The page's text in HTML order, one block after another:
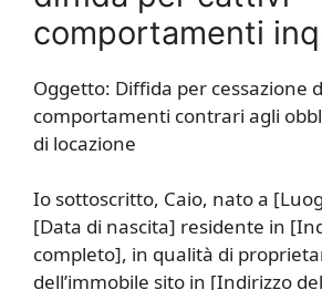
comportamenti
Oggetto: Diffida per cessazione
comportamenti contrari agli
di locazione
Io sottoscritto, Caio, nato a
[Data di nascita] residente in
completo], in qualità di
dell’immobile sito in [Indirizzo